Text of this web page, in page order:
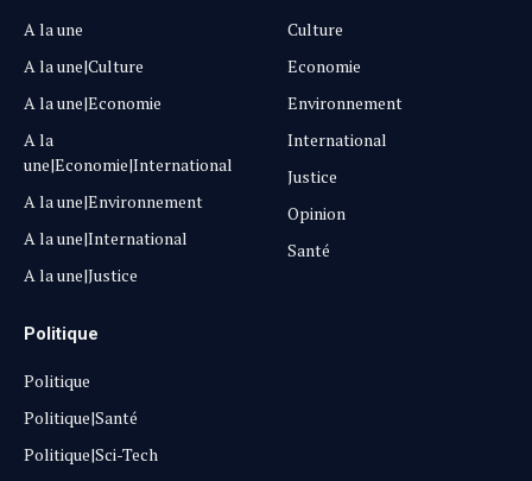
A la une
A la une|Culture
A la une|Economie
A la
une|Economie|International
A la une|Environnement
A la une|International
A la une|Justice
Culture
Economie
Environnement
International
Justice
Opinion
Santé
Politique
Politique
Politique|Santé
Politique|Sci-Tech